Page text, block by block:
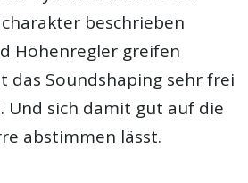
beschrieben
Höhenregler greifen
das Soundshaping sehr frei
Und sich damit gut auf die
abstimmen lässt.